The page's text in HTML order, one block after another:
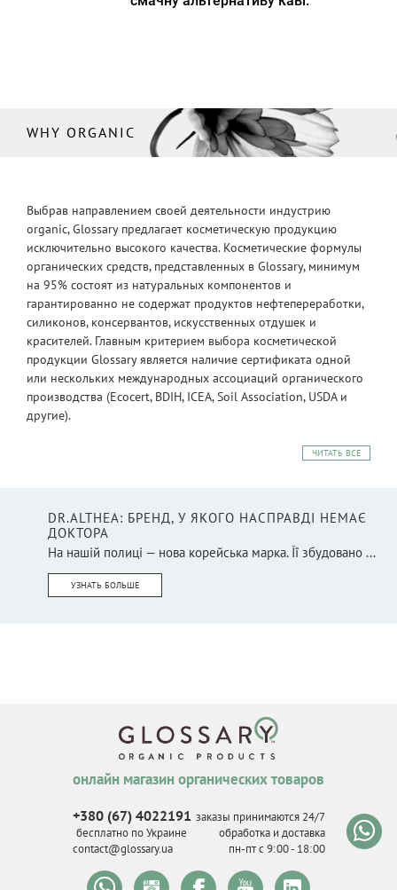
WHY ORGANIC
Выбрав направлением своей деятельности индустрию
organic, Glossary предлагает косметическую продукцию
исключительно высокого качества. Косметические формулы
органических средств, представленных в Glossary, минимум
на 95% состоят из натуральных компонентов и
гарантированно не содержат продуктов нефтепереработки,
силиконов, консервантов, искусственных отдушек и
красителей. Главным критерием выбора косметической
продукции Glossary является наличие сертификата одной
или нескольких международных ассоциаций органического
производства (Ecocert, BDIH, ICEA, Soil Association, USDA и
другие).
ЧИТАТЬ ВСЕ
DR.ALTHEA: БРЕНД, У ЯКОГО НАСПРАВДІ НЕМАЄ
ДОКТОРА
На нашій полиці — нова корейська марка. Її збудовано ...
УЗНАТЬ БОЛЬШЕ
онлайн магазин органических товаров
+380 (67) 4022191
бесплатно по Украине
contact@glossary.ua
заказы принимаются 24/7
обработка и доставка
пн-пт с 9:00 - 18:00